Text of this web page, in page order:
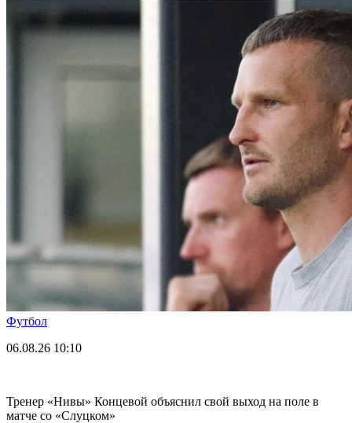
Футбол
06.08.26 10:10
Тренер «Нивы» Концевой объяснил свой выход на поле в
матче со «Слуцком»